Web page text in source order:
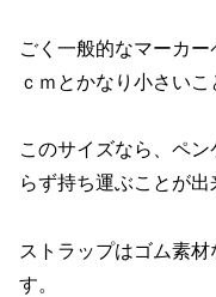
ごく一般的なマーカ
ｃｍとかなり小さいこ
このサイズなら、ペ
らず持ち運ぶことが出
ストラップはゴム素
す。